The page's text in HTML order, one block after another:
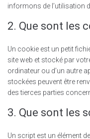
informons de l’utilisation
2. Que sont les
Un cookie est un petit
site web et stocké par
ordinateur ou d’un autre
stockées peuvent être
des tierces parties
3. Que sont les
Un script est un élément